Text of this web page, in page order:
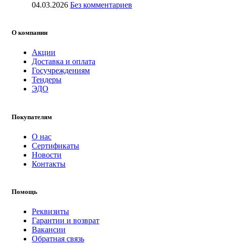
04.03.2026 Без комментариев
О компании
Акции
Доставка и оплата
Госучреждениям
Тендеры
ЭДО
Покупателям
О нас
Сертификаты
Новости
Контакты
Помощь
Реквизиты
Гарантии и возврат
Вакансии
Обратная связь